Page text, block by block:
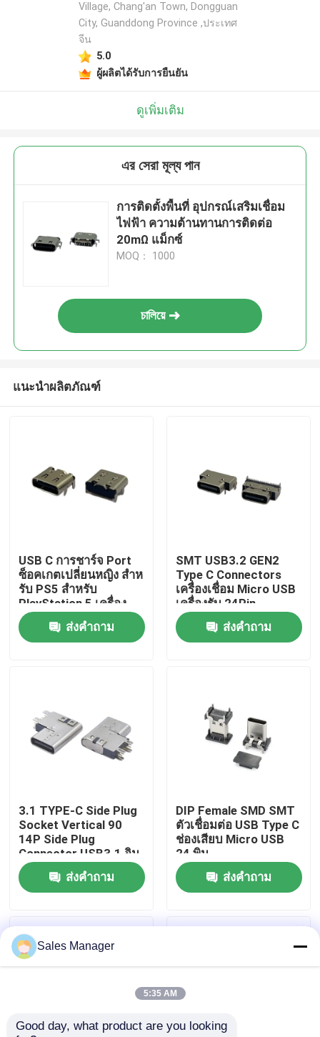
รายชื่อผู้ติดต่อ
ผลิตภัณฑ์
ขั้วต่อ USB DIP
ช่องเสียบ USB
ขั้วต่อ USB Type C
ขั้วต่อซ็อกเก็ต DP
ซ็อกเก็ตขั้วต่อตัวเมีย RJ45
Village, Chang'an Town, Dongguan
City, Guanddong Province ,ประเทศ
จีน
5.0
ผู้ผลิตได้รับการยืนยัน
ดูเพิ่มเติม
এর সেরা মূল্য পান
การติดตั้งพื้นที่ อุปกรณ์เสริมเชื่อม
ไฟฟ้า ความต้านทานการติดต่อ
20mΩ แม็กซ์
MOQ： 1000
চালিয়ে
แนะนำผลิตภัณฑ์
USB C การชาร์จ Port
ซ็อคเกตเปลี่ยนหญิง สําห
รับ PS5 สําหรับ
PlayStation 5 เครื่อง
ควบคุมชาร์จชาร์จ Port
ส่งคำถาม
SMT USB3.2 GEN2
Type C Connectors
เครื่องเชื่อม Micro USB
เครื่องรับ 24Pin
CH1.61mm L8.3mm
ส่งคำถาม
3.1 TYPE-C Side Plug
Socket Vertical 90
14P Side Plug
Connector USB3.1 อิน
เตอร์เฟซชาร์จเร็ว
ส่งคำถาม
DIP Female SMD SMT
ตัวเชื่อมต่อ USB Type C
ช่องเสียบ Micro USB
24 พิน
ส่งคำถาม
Sales Manager
5:35 AM
Good day, what product are you looking